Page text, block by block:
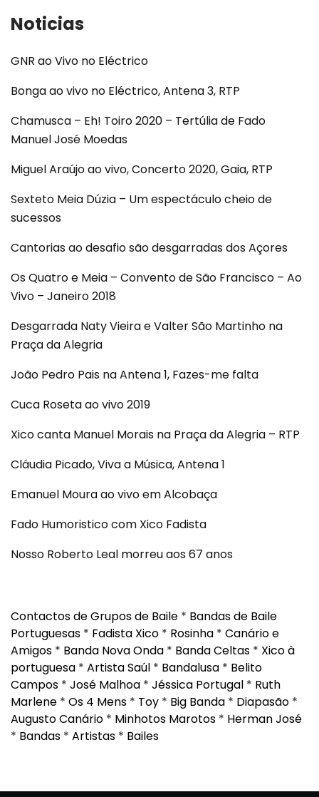
Noticias
GNR ao Vivo no Eléctrico
Bonga ao vivo no Eléctrico, Antena 3, RTP
Chamusca – Eh! Toiro 2020 – Tertúlia de Fado
Manuel José Moedas
Miguel Araújo ao vivo, Concerto 2020, Gaia, RTP
Sexteto Meia Dúzia – Um espectáculo cheio de
sucessos
Cantorias ao desafio são desgarradas dos Açores
Os Quatro e Meia – Convento de São Francisco – Ao
Vivo – Janeiro 2018
Desgarrada Naty Vieira e Valter São Martinho na
Praça da Alegria
João Pedro Pais na Antena 1, Fazes-me falta
Cuca Roseta ao vivo 2019
Xico canta Manuel Morais na Praça da Alegria – RTP
Cláudia Picado, Viva a Música, Antena 1
Emanuel Moura ao vivo em Alcobaça
Fado Humoristico com Xico Fadista
Nosso Roberto Leal morreu aos 67 anos
Contactos de Grupos de Baile * Bandas de Baile
Portuguesas * Fadista Xico * Rosinha * Canário e
Amigos * Banda Nova Onda * Banda Celtas * Xico à
portuguesa * Artista Saúl * Bandalusa * Belito
Campos * José Malhoa * Jéssica Portugal * Ruth
Marlene * Os 4 Mens * Toy * Big Banda * Diapasão *
Augusto Canário * Minhotos Marotos * Herman José
* Bandas * Artistas * Bailes